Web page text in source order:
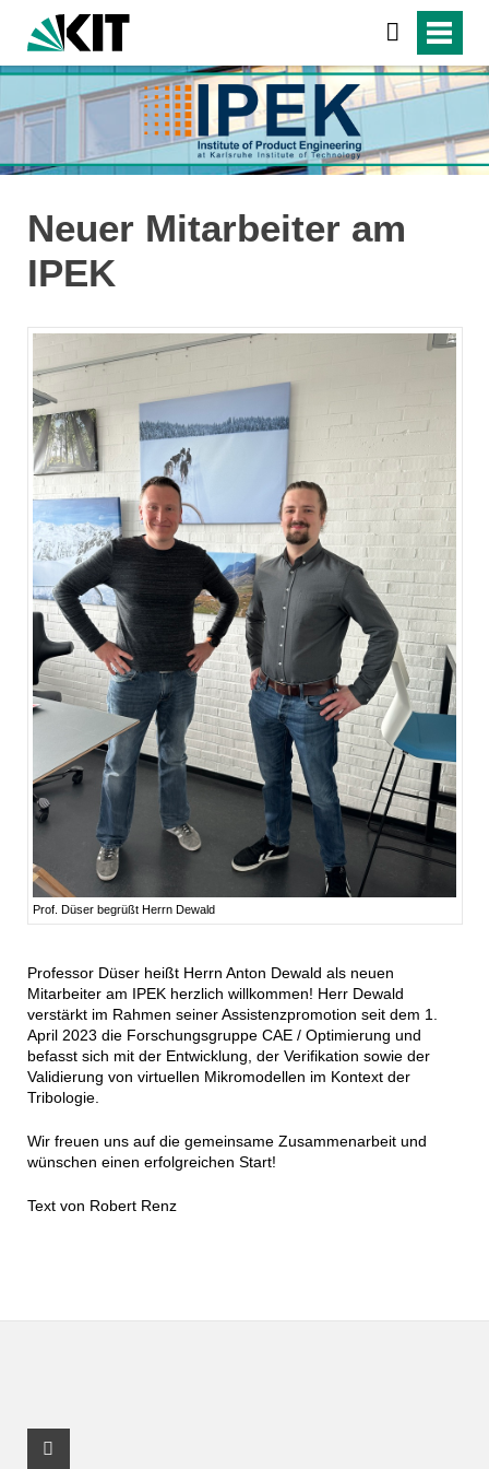
Neuer Mitarbeiter am
IPEK
Prof. Düser begrüßt Herrn Dewald
Professor Düser heißt Herrn Anton Dewald als neuen
Mitarbeiter am IPEK herzlich willkommen! Herr Dewald
verstärkt im Rahmen seiner Assistenzpromotion seit dem 1.
April 2023 die Forschungsgruppe CAE / Optimierung und
befasst sich mit der Entwicklung, der Verifikation sowie der
Validierung von virtuellen Mikromodellen im Kontext der
Tribologie.
Wir freuen uns auf die gemeinsame Zusammenarbeit und
wünschen einen erfolgreichen Start!
Text von Robert Renz